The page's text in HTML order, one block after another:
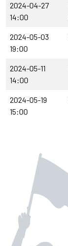
2024-04-27
14:00
2024-05-03
19:00
2024-05-11
14:00
2024-05-19
15:00